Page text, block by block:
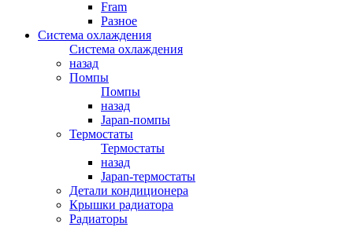
Fram
Разное
Система охлаждения
Система охлаждения
назад
Помпы
Помпы
назад
Japan-помпы
Термостаты
Термостаты
назад
Japan-термостаты
Детали кондиционера
Крышки радиатора
Радиаторы